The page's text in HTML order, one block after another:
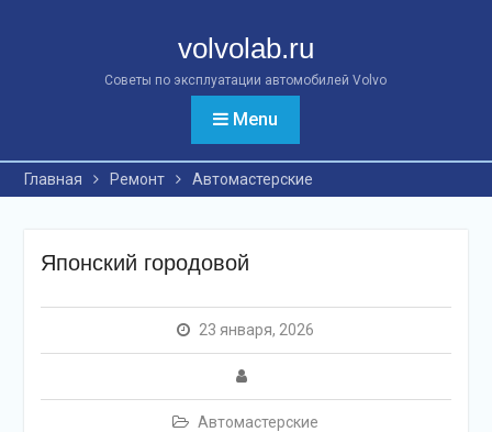
volvolab.ru
Советы по эксплуатации автомобилей Volvo
Menu
Главная Ремонт Автомастерские
Японский городовой
23 января, 2026
Автомастерские